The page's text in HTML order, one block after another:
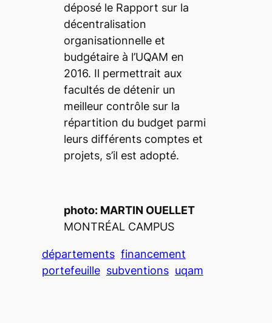
déposé le Rapport sur la
décentralisation
organisationnelle et
budgétaire à l’UQAM en
2016. Il permettrait aux
facultés de détenir un
meilleur contrôle sur la
répartition du budget parmi
leurs différents comptes et
projets, s’il est adopté.
photo: MARTIN OUELLET
MONTRÉAL CAMPUS
départements financement
portefeuille subventions uqam